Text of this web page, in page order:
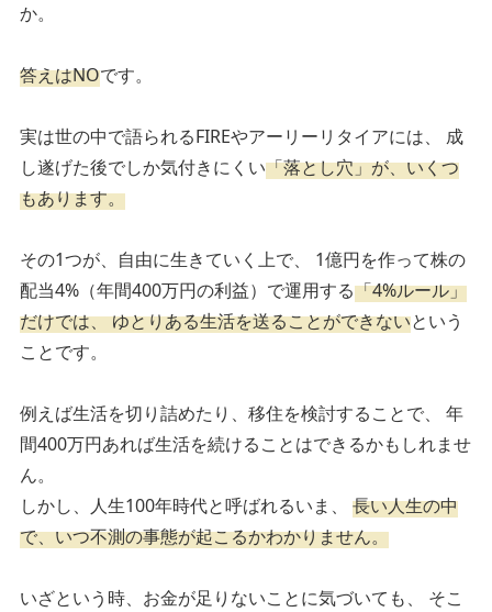
か。
答えはNOです。
実は世の中で語られるFIREやアーリーリタイアには、
成
し遂げた後でしか気付きにくい「落とし穴」が、いくつ
もあります。
その1つが、自由に生きていく上で、
1億円を作って株の
配当4%（年間400万円の利益）で運用する「4%ルール」
だけでは、ゆとりある生活を送ることができないという
ことです。
例えば生活を切り詰めたり、移住を検討することで、
年
間400万円あれば生活を続けることはできるかもしれませ
ん。
しかし、人生100年時代と呼ばれるいま、
長い人生の中
で、いつ不測の事態が起こるかわかりません。
いざという時、お金が足りないことに気づいても、
そこ